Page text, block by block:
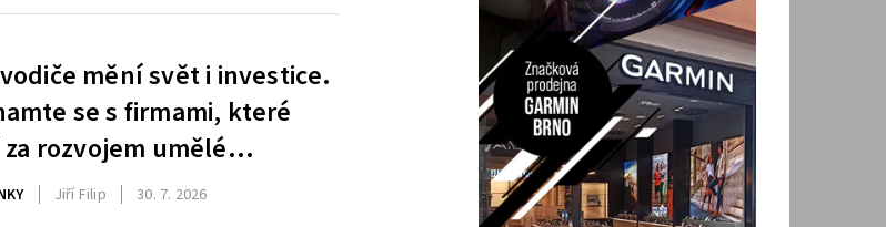
mění svět i investice.
se s firmami, které
rozvojem umělé
Jiří Filip 30. 7. 2026